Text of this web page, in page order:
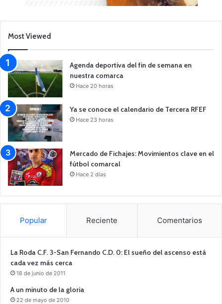
Most Viewed
Agenda deportiva del fin de semana en
nuestra comarca
Hace 20 horas
Ya se conoce el calendario de Tercera RFEF
Hace 23 horas
Mercado de Fichajes: Movimientos clave en el
fútbol comarcal
Hace 2 días
Popular Reciente Comentarios
La Roda C.F. 3-San Fernando C.D. 0: El sueño del ascenso está
cada vez más cerca
18 de junio de 2011
A un minuto de la gloria
22 de mayo de 2010